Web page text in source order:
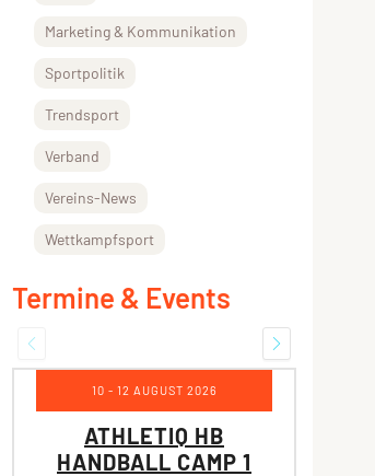
Marketing & Kommunikation
Sportpolitik
Trendsport
Verband
Vereins-News
Wettkampfsport
Termine & Events
10 - 12 AUGUST 2026
ATHLETIQ HB
HANDBALL CAMP 1